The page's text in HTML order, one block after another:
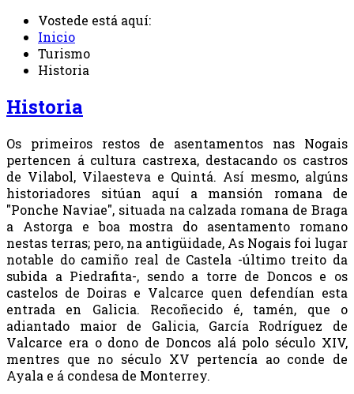
Vostede está aquí:
Inicio
Turismo
Historia
Historia
Os primeiros restos de asentamentos nas Nogais
pertencen á cultura castrexa, destacando os castros
de Vilabol, Vilaesteva e Quintá. Así mesmo, algúns
historiadores sitúan aquí a mansión romana de
"Ponche Naviae", situada na calzada romana de Braga
a Astorga e boa mostra do asentamento romano
nestas terras; pero, na antigüidade, As Nogais foi lugar
notable do camiño real de Castela -último treito da
subida a Piedrafita-, sendo a torre de Doncos e os
castelos de Doiras e Valcarce quen defendían esta
entrada en Galicia. Recoñecido é, tamén, que o
adiantado maior de Galicia, García Rodríguez de
Valcarce era o dono de Doncos alá polo século XIV,
mentres que no século XV pertencía ao conde de
Ayala e á condesa de Monterrey.